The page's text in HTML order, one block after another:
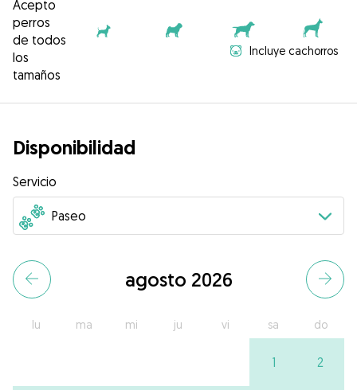
Acepto
perros
de todos
los
tamaños
Incluye cachorros
Disponibilidad
Servicio
agosto 2026
lu ma mi ju vi sa do
1 2